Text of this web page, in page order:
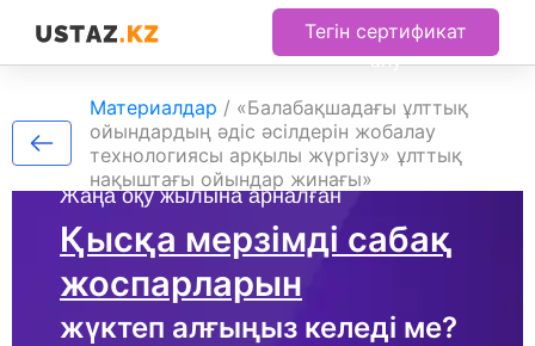
Тегін сертификат
алу
Жаңа оқу жылына арналған
Қысқа мерзімді сабақ
жоспарларын
жүктеп алғыңыз келеді ме?
Материалдар / «Балабақшадағы ұлттық
ойындардың әдіс әсілдерін жобалау
технологиясы арқылы жүргізу» ұлттық
нақыштағы ойындар жинағы»